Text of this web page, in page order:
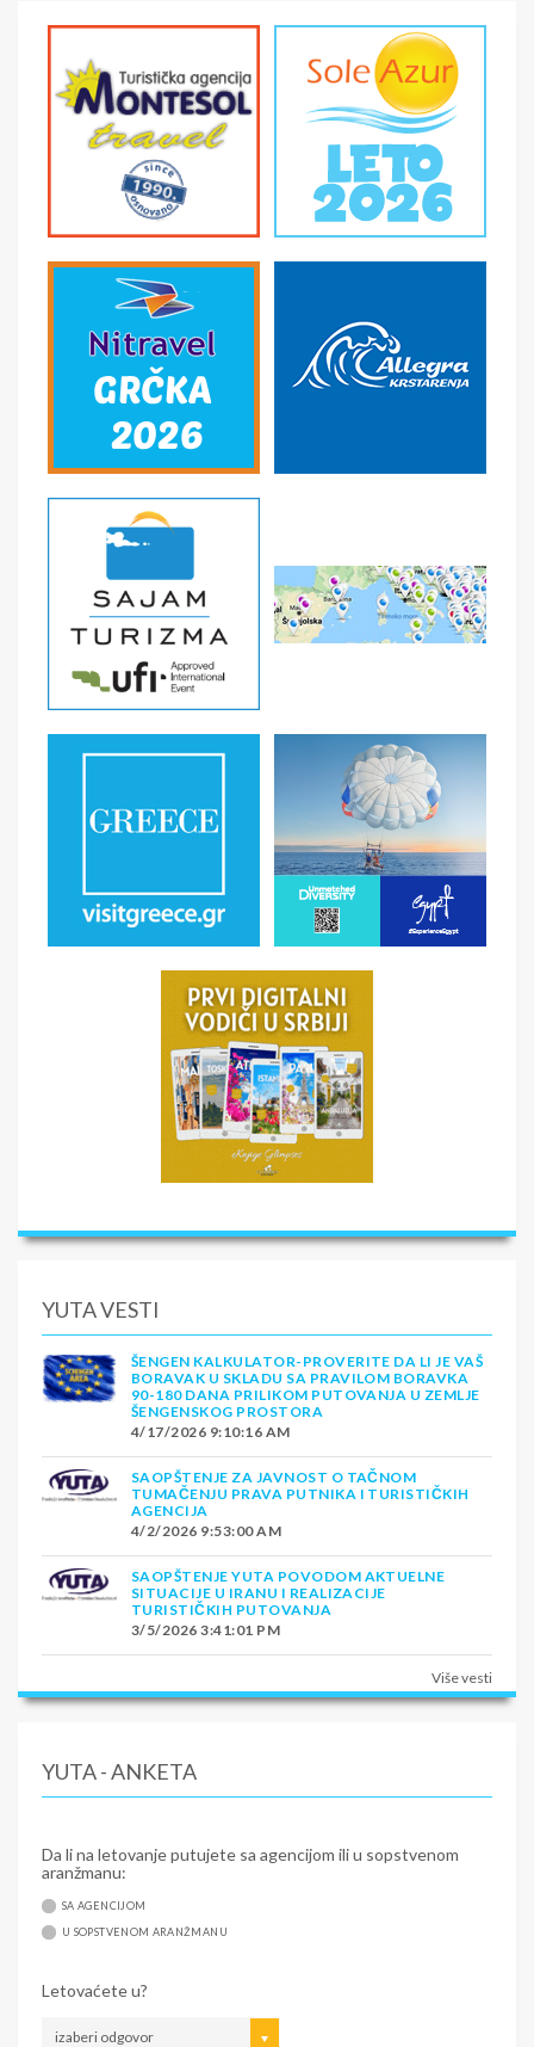
YUTA VESTI
ŠENGEN KALKULATOR-PROVERITE DA LI JE VAŠ
BORAVAK U SKLADU SA PRAVILOM BORAVKA
90-180 DANA PRILIKOM PUTOVANJA U ZEMLJE
ŠENGENSKOG PROSTORA
4/17/2026 9:10:16 AM
SAOPŠTENJE ZA JAVNOST O TAČNOM
TUMAČENJU PRAVA PUTNIKA I TURISTIČKIH
AGENCIJA
4/2/2026 9:53:00 AM
SAOPŠTENJE YUTA POVODOM AKTUELNE
SITUACIJE U IRANU I REALIZACIJE
TURISTIČKIH PUTOVANJA
3/5/2026 3:41:01 PM
Više vesti
YUTA - ANKETA
Da li na letovanje putujete sa agencijom ili u sopstvenom
aranžmanu:
SA AGENCIJOM
U SOPSTVENOM ARANŽMANU
Letovaćete u?
izaberi odgovor